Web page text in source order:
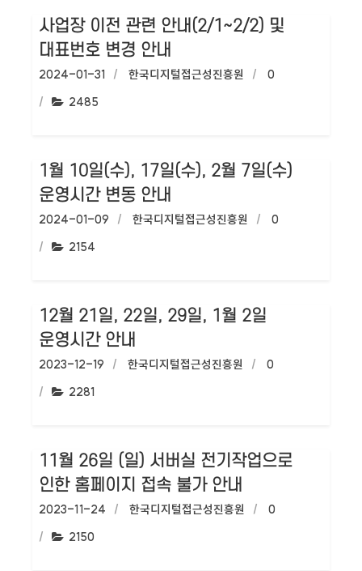
사업장 이전 관련 안내(2/1~2/2) 및
대표번호 변경 안내
작성일:
2024-01-31 작성자:
한국디지털접근성진흥원 댓글수:
0
조회수:
2485
1월 10일(수), 17일(수), 2월 7일(수)
운영시간 변동 안내
작성일:
2024-01-09 작성자:
한국디지털접근성진흥원 댓글수:
0
조회수:
2154
12월 21일, 22일, 29일, 1월 2일
운영시간 안내
작성일:
2023-12-19 작성자:
한국디지털접근성진흥원 댓글수:
0
조회수:
2281
11월 26일 (일) 서버실 전기작업으로
인한 홈페이지 접속 불가 안내
작성일:
2023-11-24 작성자:
한국디지털접근성진흥원 댓글수:
0
조회수:
2150